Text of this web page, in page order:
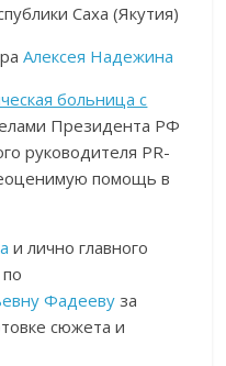
Саха (Якутия)
Алексея Надежина
больница с
Президента РФ
руководителя PR-
помощь в
и лично главного
Фадеевуза
сюжета и